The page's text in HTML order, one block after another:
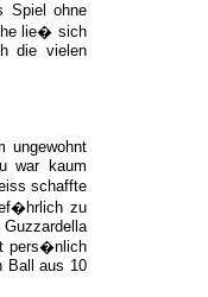
Spiel ohne
lie� sich
die vielen
ungewohnt
war kaum
schaffte
zu
pers�nlich
Ball aus 10